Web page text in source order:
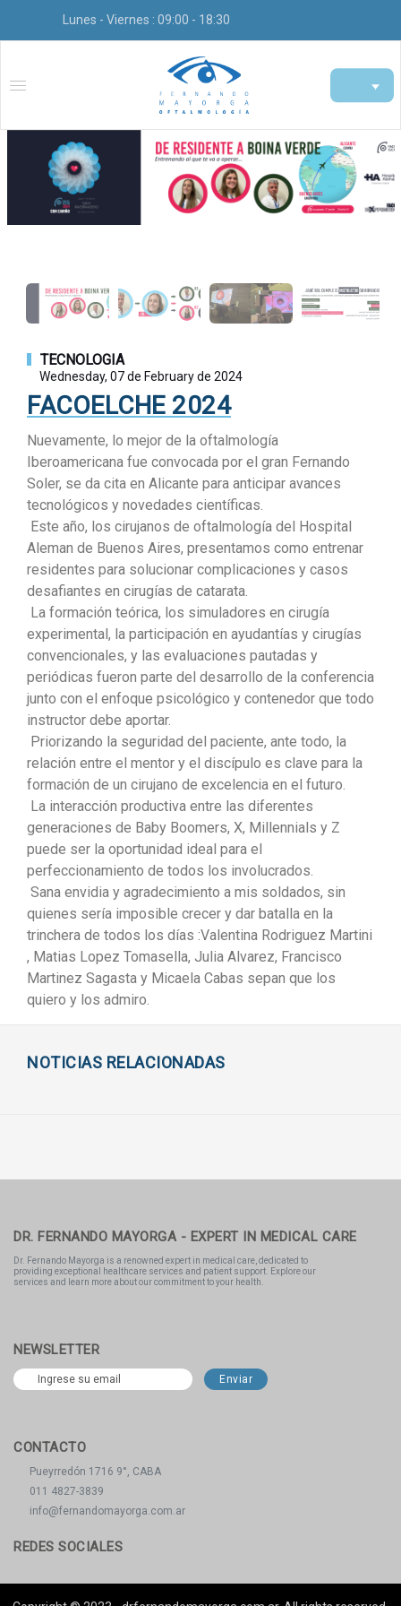
Lunes - Viernes : 09:00 - 18:30
TECNOLOGIA
Wednesday, 07 de February de 2024
FACOELCHE 2024
Nuevamente, lo mejor de la oftalmología
Iberoamericana fue convocada por el gran Fernando
Soler, se da cita en Alicante para anticipar avances
tecnológicos y novedades científicas.
Este año, los cirujanos de oftalmología del Hospital
Aleman de Buenos Aires, presentamos como entrenar
residentes para solucionar complicaciones y casos
desafiantes en cirugías de catarata.
La formación teórica, los simuladores en cirugía
experimental, la participación en ayudantías y cirugías
convencionales, y las evaluaciones pautadas y
periódicas fueron parte del desarrollo de la conferencia
junto con el enfoque psicológico y contenedor que todo
instructor debe aportar.
Priorizando la seguridad del paciente, ante todo, la
relación entre el mentor y el discípulo es clave para la
formación de un cirujano de excelencia en el futuro.
La interacción productiva entre las diferentes
generaciones de Baby Boomers, X, Millennials y Z
puede ser la oportunidad ideal para el
perfeccionamiento de todos los involucrados.
Sana envidia y agradecimiento a mis soldados, sin
quienes sería imposible crecer y dar batalla en la
trinchera de todos los días :Valentina Rodriguez Martini
, Matias Lopez Tomasella, Julia Alvarez, Francisco
Martinez Sagasta y Micaela Cabas sepan que los
quiero y los admiro.
NOTICIAS RELACIONADAS
DR. FERNANDO MAYORGA - EXPERT IN MEDICAL CARE
Dr. Fernando Mayorga is a renowned expert in medical care, dedicated to
providing exceptional healthcare services and patient support. Explore our
services and learn more about our commitment to your health.
NEWSLETTER
CONTACTO
Pueyrredón 1716 9°, CABA
011 4827-3839
info@fernandomayorga.com.ar
REDES SOCIALES